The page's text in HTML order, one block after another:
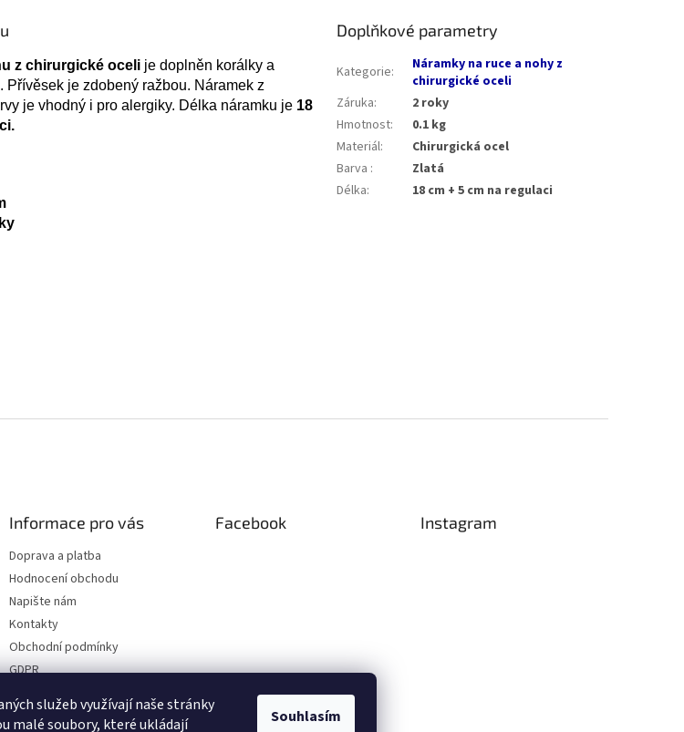
služeb využívají naše stránky
malé soubory, které ukládají
Souhlasím
z chirurgické oceli je doplněn korálky a
Přívěsek je zdobený ražbou. Náramek z
je vhodný i pro alergiky. Délka náramku je 18
Doplňkové parametry
Kategorie:
Náramky na ruce a nohy z
chirurgické oceli
Záruka:
2 roky
Hmotnost:
0.1 kg
Materiál:
Chirurgická ocel
Barva :
Zlatá
Délka: 18 cm + 5 cm na regulaci
Informace pro vás
Doprava a platba
Hodnocení obchodu
Napište nám
Kontakty
Obchodní podmínky
GDPR
Facebook Instagram